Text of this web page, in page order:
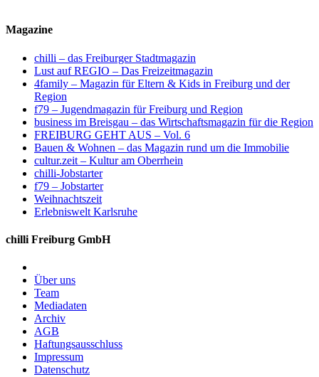
Magazine
chilli – das Freiburger Stadtmagazin
Lust auf REGIO – Das Freizeitmagazin
4family – Magazin für Eltern & Kids in Freiburg und der
Region
f79 – Jugendmagazin für Freiburg und Region
business im Breisgau – das Wirtschaftsmagazin für die Region
FREIBURG GEHT AUS – Vol. 6
Bauen & Wohnen – das Magazin rund um die Immobilie
cultur.zeit – Kultur am Oberrhein
chilli-Jobstarter
f79 – Jobstarter
Weihnachtszeit
Erlebniswelt Karlsruhe
chilli Freiburg GmbH
Über uns
Team
Mediadaten
Archiv
AGB
Haftungsausschluss
Impressum
Datenschutz